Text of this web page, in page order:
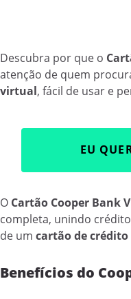
Descubra por que o
atenção de quem
virtual, fácil de usar e
EU
O Cartão Cooper Bank
completa, unindo
de um cartão de
Benefícios do